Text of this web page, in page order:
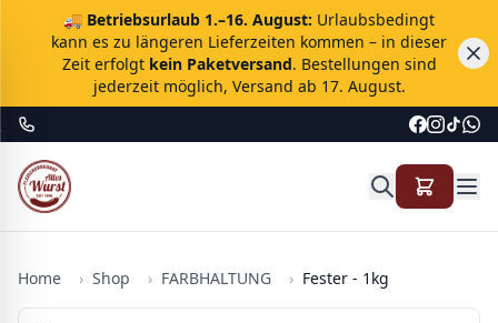
🚚 Betriebsurlaub 1.–16. August: Urlaubsbedingt
kann es zu längeren Lieferzeiten kommen – in dieser
Zeit erfolgt kein Paketversand. Bestellungen sind
jederzeit möglich, Versand ab 17. August.
Home › Shop › FARBHALTUNG › Fester - 1kg